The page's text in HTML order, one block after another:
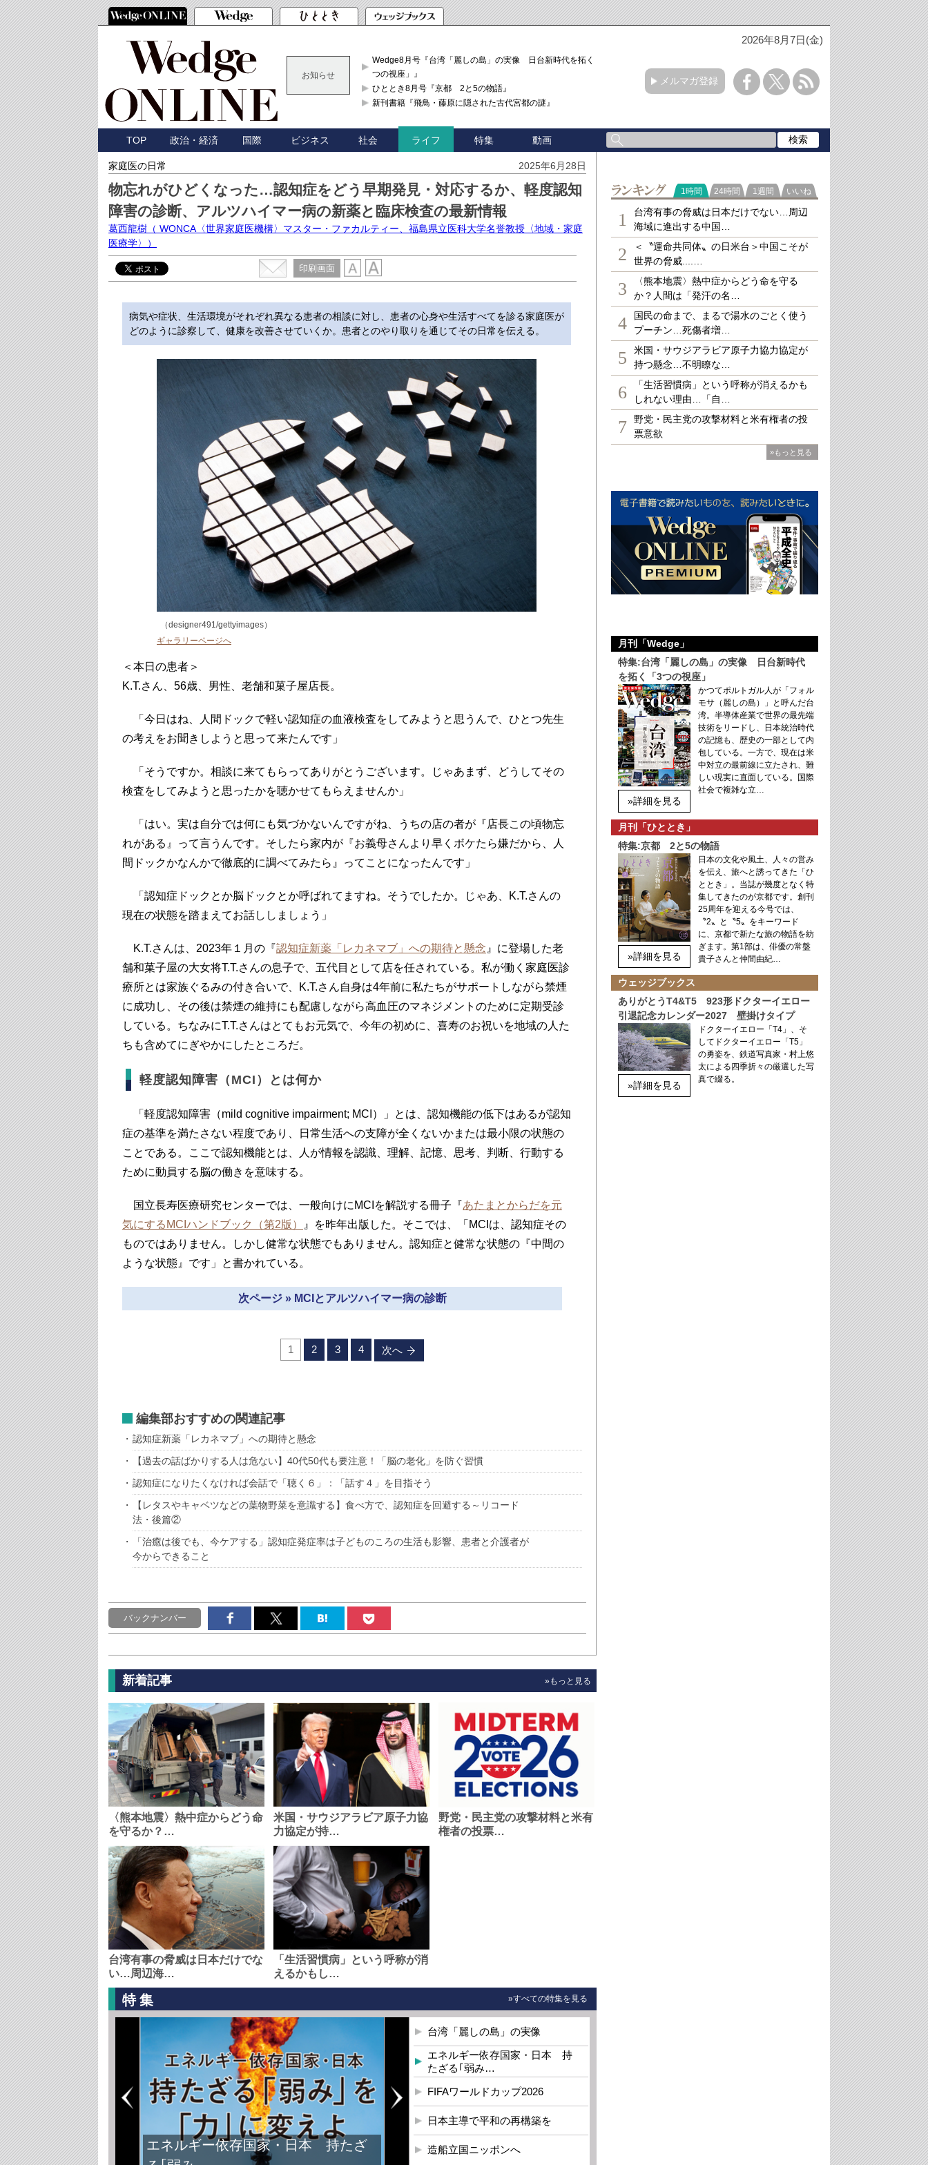
2026年8月7日(金)
お知らせ
Wedge8月号『台湾「麗しの島」の実像 日台新時代を拓く「3
つの視座」』
ひととき8月号『京都 2と5の物語』
新刊書籍『飛鳥・藤原に隠された古代宮都の謎』
メルマガ登録
TOP 政治・経済 国際 ビジネス 社会 ライフ 特集 動画
家庭医の日常 2025年6月28日
物忘れがひどくなった…認知症をどう早期発見・対応するか、軽度認知
障害の診断、アルツハイマー病の新薬と臨床検査の最新情報
葛西龍樹 （ WONCA〈世界家庭医機構〉マスター・ファカルティー、福島県立医科大学名誉教授〈地域・家庭
医療学〉）
印刷画面
病気や症状、生活環境がそれぞれ異なる患者の相談に対し、患者の心身や生活すべてを診る家庭医が
どのように診察して、健康を改善させていくか。患者とのやり取りを通じてその日常を伝える。
（designer491/gettyimages）
ギャラリーページへ
＜本日の患者＞
K.T.さん、56歳、男性、老舗和菓子屋店長。
「今日はね、人間ドックで軽い認知症の血液検査をしてみようと思うんで、ひとつ先生
の考えをお聞きしようと思って来たんです」
「そうですか。相談に来てもらってありがとうございます。じゃあまず、どうしてその
検査をしてみようと思ったかを聴かせてもらえませんか」
「はい。実は自分では何にも気づかないんですがね、うちの店の者が『店長この頃物忘
れがある』って言うんです。そしたら家内が『お義母さんより早くボケたら嫌だから、人
間ドックかなんかで徹底的に調べてみたら』ってことになったんです」
「認知症ドックとか脳ドックとか呼ばれてますね。そうでしたか。じゃあ、K.T.さんの
現在の状態を踏まえてお話ししましょう」
K.T.さんは、2023年１月の『認知症新薬「レカネマブ」への期待と懸念 』に登場した老
舗和菓子屋の大女将T.T.さんの息子で、五代目として店を任されている。私が働く家庭医診
療所とは家族ぐるみの付き合いで、K.T.さん自身は4年前に私たちがサポートしながら禁煙
に成功し、その後は禁煙の維持にも配慮しながら高血圧のマネジメントのために定期受診
している。ちなみにT.T.さんはとてもお元気で、今年の初めに、喜寿のお祝いを地域の人た
ちも含めてにぎやかにしたところだ。
軽度認知障害（MCI）とは何か
「軽度認知障害（mild cognitive impairment; MCI）」とは、認知機能の低下はあるが認知
症の基準を満たさない程度であり、日常生活への支障が全くないかまたは最小限の状態の
ことである。ここで認知機能とは、人が情報を認識、理解、記憶、思考、判断、行動する
ために動員する脳の働きを意味する。
国立長寿医療研究センターでは、一般向けにMCIを解説する冊子『あたまとからだを元
気にするMCIハンドブック（第2版）
』を昨年出版した。そこでは、「MCIは、認知症その
ものではありません。しかし健常な状態でもありません。認知症と健常な状態の『中間の
ような状態』です」と書かれている。
次ページ » MCIとアルツハイマー病の診断
1 2 3 4 次へ
編集部おすすめの関連記事
認知症新薬「レカネマブ」への期待と懸念
【過去の話ばかりする人は危ない】40代50代も要注意！「脳の老化」を防ぐ習慣
認知症になりたくなければ会話で「聴く６」：「話す４」を目指そう
【レタスやキャベツなどの葉物野菜を意識する】食べ方で、認知症を回避する～リコード
法・後篇②
「治癒は後でも、今ケアする」認知症発症率は子どものころの生活も影響、患者と介護者が
今からできること
バックナンバー
新着記事 »もっと見る
〈熊本地震〉熱中症からどう命
を守るか？…
米国・サウジアラビア原子力協
力協定が持…
野党・民主党の攻撃材料と米有
権者の投票…
台湾有事の脅威は日本だけでな
い…周辺海…
「生活習慣病」という呼称が消
えるかもし…
特集 »すべての特集を見る
エネルギー依存国家・日本 持たざ
台湾「麗しの島」の実像
エネルギー依存国家・日本 持
たざる｢弱み…
FIFAワールドカップ2026
日本主導で平和の再構築を
造船立国ニッポンへ
ランキング
1時間 24時間 1週間 いいね
1
台湾有事の脅威は日本だけでない…周辺
海域に進出する中国…
2
＜〝運命共同体〟の日米台＞中国こそが
世界の脅威....…
3
〈熊本地震〉熱中症からどう命を守る
か？人間は「発汗の名…
4
国民の命まで、まるで湯水のごとく使う
プーチン…死傷者増…
5
米国・サウジアラビア原子力協力協定が
持つ懸念…不明瞭な…
6
「生活習慣病」という呼称が消えるかも
しれない理由…「自…
7
野党・民主党の攻撃材料と米有権者の投
票意欲
»もっと見る
月刊「Wedge」
特集:台湾「麗しの島」の実像 日台新時代
を拓く「3つの視座」
»詳細を見る
かつてポルトガル人が「フォル
モサ（麗しの島）」と呼んだ台
湾。半導体産業で世界の最先端
技術をリードし、日本統治時代
の記憶も、歴史の一部として内
包している。一方で、現在は米
中対立の最前線に立たされ、難
しい現実に直面している。国際
社会で複雑な立…
月刊「ひととき」
特集:京都 2と5の物語
»詳細を見る
日本の文化や風土、人々の営み
を伝え、旅へと誘ってきた「ひ
ととき」。当誌が幾度となく特
集してきたのが京都です。創刊
25周年を迎える今号では、
〝2〟と〝5〟をキーワード
に、京都で新たな旅の物語を紡
ぎます。第1部は、俳優の常盤
貴子さんと仲間由紀…
ウェッジブックス
ありがとうT4&T5 923形ドクターイエロー
引退記念カレンダー2027 壁掛けタイプ
»詳細を見る
ドクターイエロー「T4」、そ
してドクターイエロー「T5」
の勇姿を、鉄道写真家・村上悠
太による四季折々の厳選した写
真で綴る。